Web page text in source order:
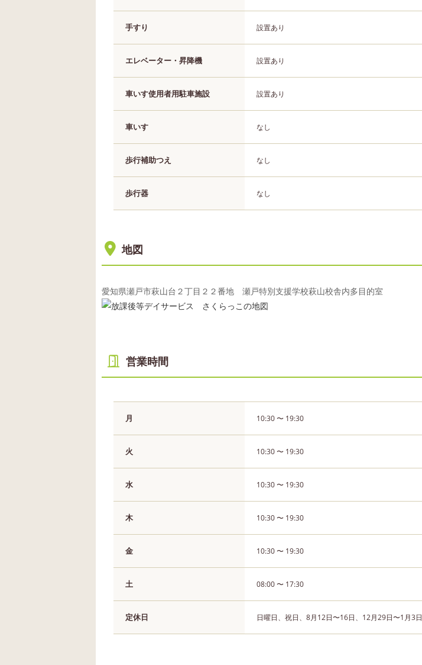
手すり 設置あり
エレベーター・昇降機 設置あり
車いす使用者用駐車施設 設置あり
車いす なし
歩行補助つえ なし
歩行器 なし
地図
愛知県瀬戸市萩山台２丁目２２番地 瀬戸特別支援学校萩山校舎内多目的室
営業時間
月 10:30 〜 19:30
火 10:30 〜 19:30
水 10:30 〜 19:30
木 10:30 〜 19:30
金 10:30 〜 19:30
土 08:00 〜 17:30
定休日 日曜日、祝日、8月12日〜16日、12月29日〜1月3日